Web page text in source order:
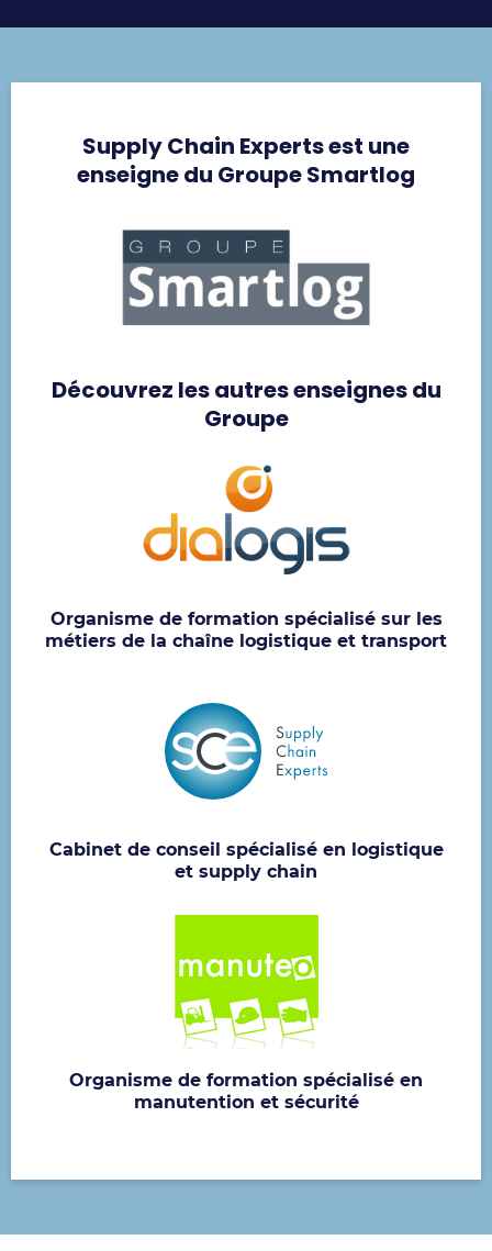
Supply Chain Experts est une
enseigne du Groupe Smartlog
Découvrez les autres enseignes du
Groupe
Organisme de formation spécialisé sur les
métiers de la chaîne logistique et transport
Cabinet de conseil spécialisé en logistique
et supply chain
Organisme de formation spécialisé en
manutention et sécurité